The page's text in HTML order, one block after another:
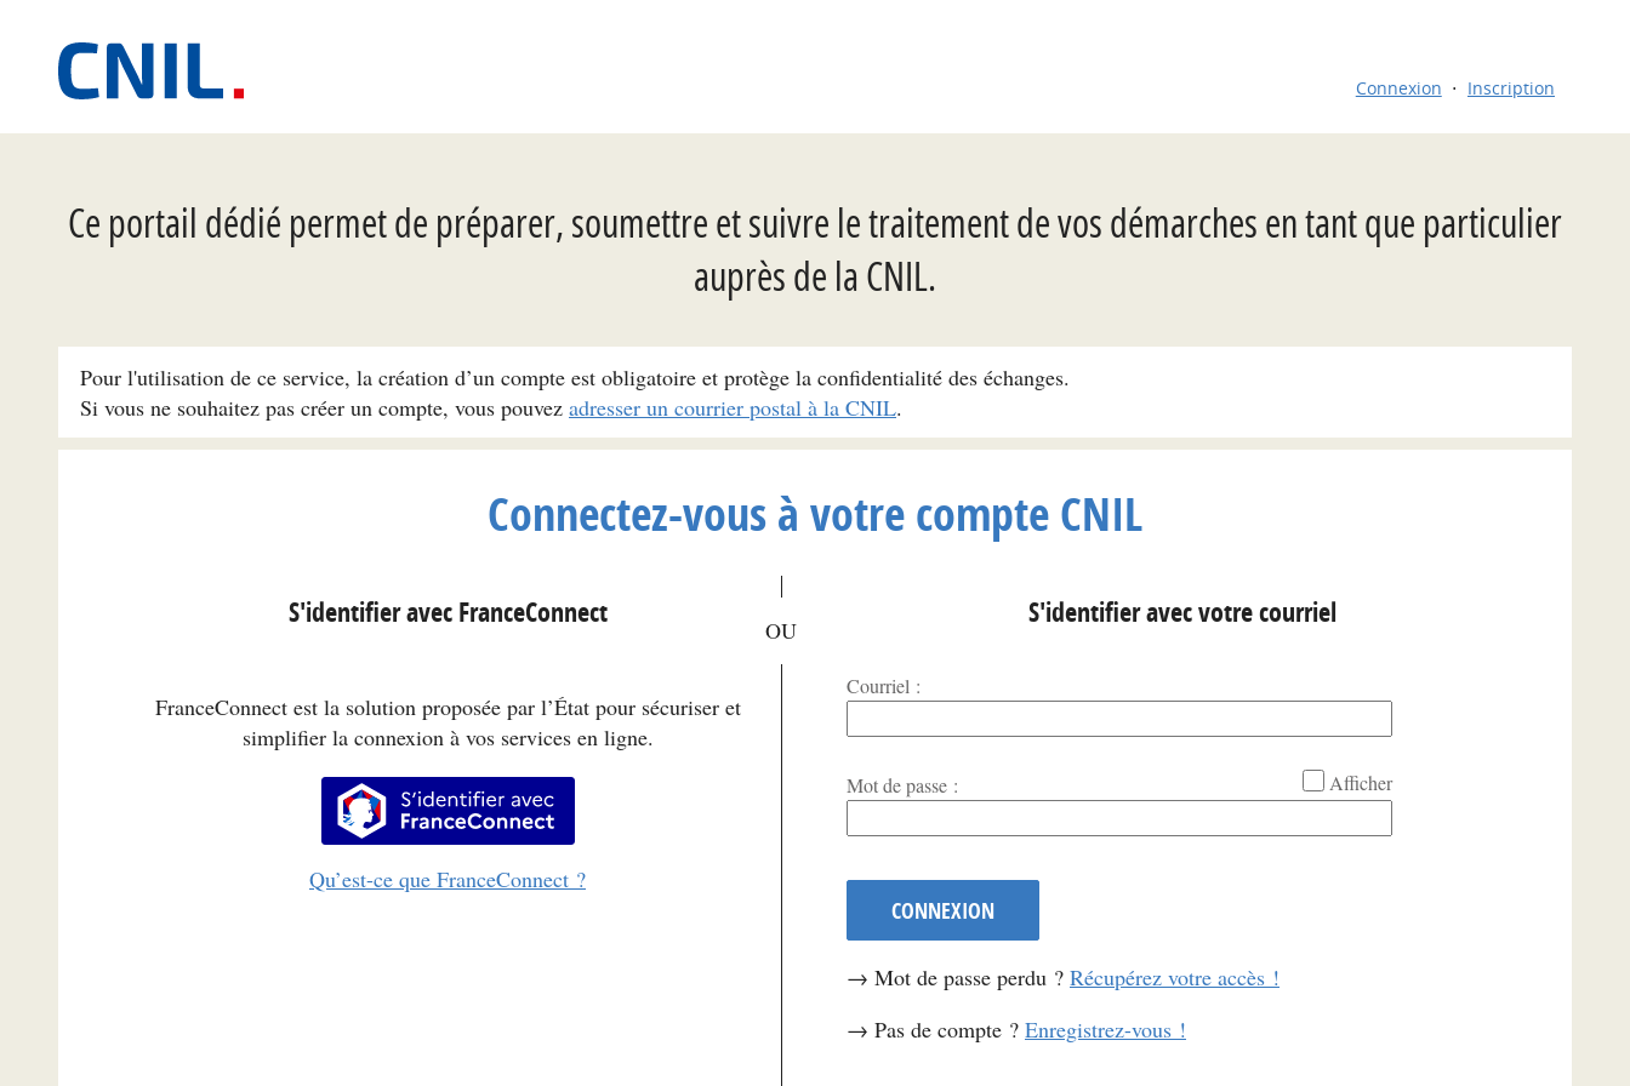
Connexion Inscription
Ce portail dédié permet de préparer, soumettre et suivre le traitement de vos démarches en tant que particulier
auprès de la CNIL.
Pour l'utilisation de ce service, la création d’un compte est obligatoire et protège la confidentialité des échanges.
Si vous ne souhaitez pas créer un compte, vous pouvez adresser un courrier postal à la CNIL.
Connectez-vous à votre compte CNIL
S'identifier avec FranceConnect
FranceConnect est la solution proposée par l’État pour sécuriser et
simplifier la connexion à vos services en ligne.
S’identifier avec FranceConnect
Qu’est-ce que FranceConnect ?
S'identifier avec votre courriel
Courriel :
Mot de passe : Afficher
CONNEXION
→ Mot de passe perdu ? Récupérez votre accès !
→ Pas de compte ? Enregistrez-vous !